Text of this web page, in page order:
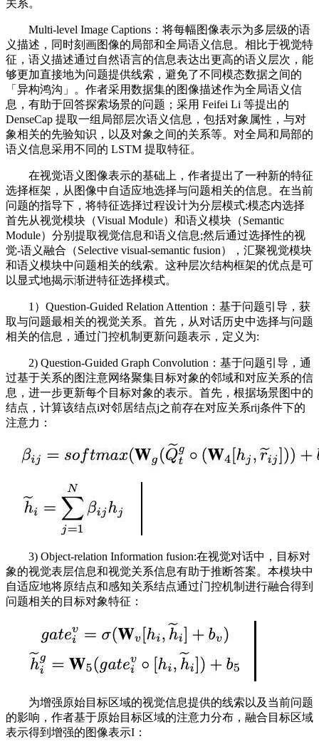
关系。
Multi-level Image Captions：将每幅图像表示为多层级的语
义描述，同时刻画图像的局部和全局语义信息。相比于视觉特
征，语义描述通过自然语言的信息表达出更高的语义层次，能
够更加直接地为问题提供线索，避免了不同模态数据之间的
「异构鸿沟」。作者采用数据集的图像描述作为全局语义信
息，有助于回答探索场景的问题；采用 Feifei Li 等提出的
DenseCap 提取一组局部层次语义信息，包括对象属性，与对
象相关的先验知识，以及对象之间的关系等。对全局和局部的
语义信息采用不同的 LSTM 提取特征。
在视觉语义图像表示的基础上，作者提出了一种新的特征
选择框架，从图像中自适应地选择与问题相关的信息。在当前
问题的指导下，将特征选择过程设计为分层模式:模态内选择
首先从视觉模块（Visual Module）和语义模块（Semantic
Module）分别提取视觉信息和语义信息;然后通过选择性的视
觉-语义融合（Selective visual-semantic fusion），汇聚视觉模块
和语义模块中问题相关的线索。这种层次结构框架的优点是可
以显式地揭示渐进特征选择模式。
1）Question-Guided Relation Attention：基于问题引导，获
取与问题最相关的视觉关系。首先，从对话历史中选择与问题
相关的信息，通过门控机制更新问题表示，定义为:
2) Question-Guided Graph Convolution：基于问题引导，通
过基于关系的图注意网络聚集目标对象的邻域和对应关系的信
息，进一步更新每个目标对象的表示。首先，根据场景图中的
结点，计算该结点i对邻居结点j之前存在对应关系rij条件下的
注意力：
3) Object-relation Information fusion:在视觉对话中，目标对
象的视觉表层信息和视觉关系信息有助于推断答案。本模块中
自适应地将原结点和感知关系结点通过门控机制进行融合得到
问题相关的目标对象特征：
为增强原始目标区域的视觉信息提供的线索以及当前问题
的影响，作者基于原始目标区域的注意力分布，融合目标区域
表示得到增强的图像表示I：